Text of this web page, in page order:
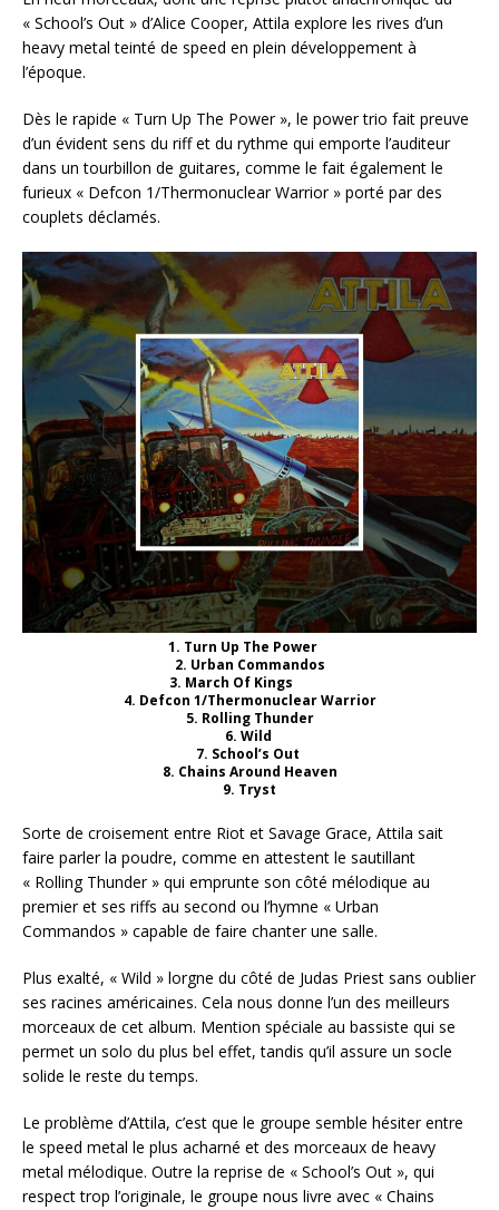
« School’s Out » d’Alice Cooper, Attila explore les rives d’un
heavy metal teinté de speed en plein développement à
l’époque.
Dès le rapide « Turn Up The Power », le power trio fait preuve
d’un évident sens du riff et du rythme qui emporte l’auditeur
dans un tourbillon de guitares, comme le fait également le
furieux « Defcon 1/Thermonuclear Warrior » porté par des
couplets déclamés.
1. Turn Up The Power
2. Urban Commandos
3. March Of Kings
4. Defcon 1/Thermonuclear Warrior
5. Rolling Thunder
6. Wild
7. School’s Out
8. Chains Around Heaven
9. Tryst
Sorte de croisement entre Riot et Savage Grace, Attila sait
faire parler la poudre, comme en attestent le sautillant
« Rolling Thunder » qui emprunte son côté mélodique au
premier et ses riffs au second ou l’hymne « Urban
Commandos » capable de faire chanter une salle.
Plus exalté, « Wild » lorgne du côté de Judas Priest sans oublier
ses racines américaines. Cela nous donne l’un des meilleurs
morceaux de cet album. Mention spéciale au bassiste qui se
permet un solo du plus bel effet, tandis qu’il assure un socle
solide le reste du temps.
Le problème d’Attila, c’est que le groupe semble hésiter entre
le speed metal le plus acharné et des morceaux de heavy
metal mélodique. Outre la reprise de « School’s Out », qui
respect trop l’originale, le groupe nous livre avec « Chains